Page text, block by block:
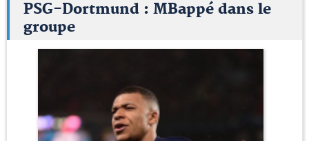
PSG-Dortmund : MBappé dans le
groupe